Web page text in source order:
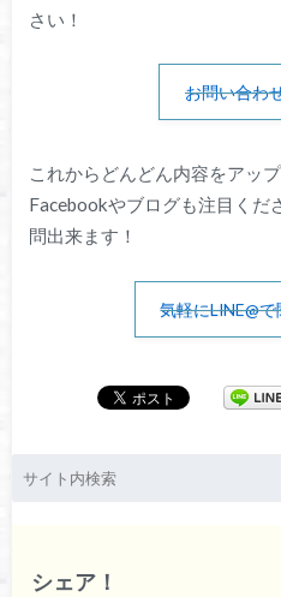
さい！
お問い合わ
これからどんどん内容をアッ
Facebookやブログも注目くだ
問出来ます！
気軽にLINE@
シェア！